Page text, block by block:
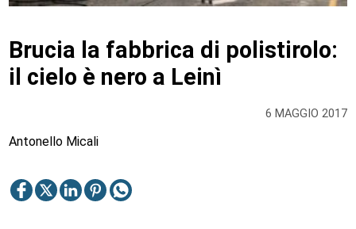
6 MAGGIO 2017
Brucia la fabbrica di polistirolo:
il cielo è nero a Leinì
Antonello Micali